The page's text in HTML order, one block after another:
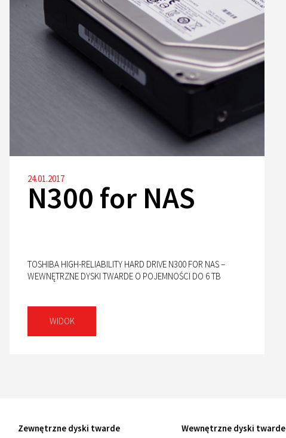
24.01.2017
N300 for NAS
TOSHIBA HIGH-RELIABILITY HARD DRIVE N300 FOR NAS –
WEWNĘTRZNE DYSKI TWARDE O POJEMNOŚCI DO 6 TB
WIDOK
Zewnętrzne dyski twarde
Wewnętrzne dyski twarde